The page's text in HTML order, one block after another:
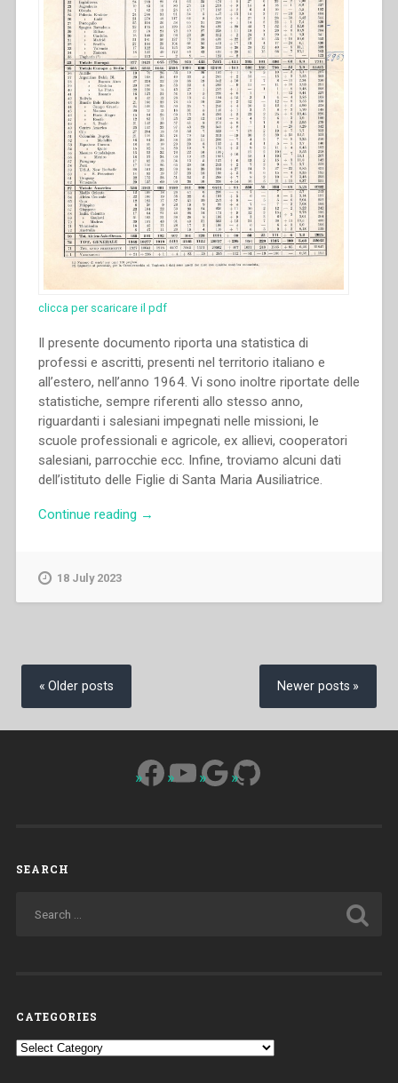
clicca per scaricare il pdf
Il presente documento riporta una statistica di
professi e ascritti, presenti nel territorio italiano e
all’estero, nell’anno 1964. Vi sono inoltre riportate delle
statistiche, sempre riferenti allo stesso anno,
riguardanti i salesiani impegnati nelle missioni, le
scuole professionali e agricole, ex allievi, cooperatori
salesiani, parrocchie ecc. Infine, troviamo alcuni dati
dell’istituto delle Figlie di Santa Maria Ausiliatrice.
Continue reading “Archivio
→
18 July 2023
Posts
navigation
Older posts Newer posts
Facebook
YouTube
Google
GitHub
SEARCH
CATEGORIES
Categories